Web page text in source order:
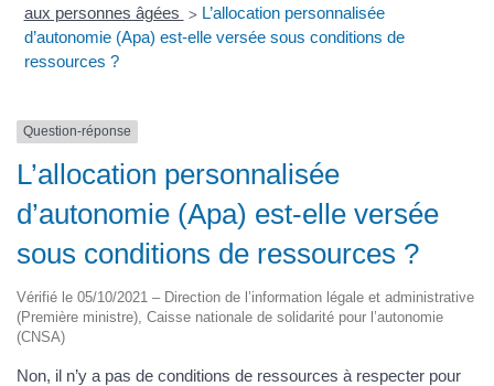
aux personnes âgées > L’allocation personnalisée
d’autonomie (Apa) est-elle versée sous conditions de
ressources ?
Question-réponse
L’allocation personnalisée
d’autonomie (Apa) est-elle versée
sous conditions de ressources ?
Vérifié le 05/10/2021 – Direction de l’information légale et administrative
(Première ministre), Caisse nationale de solidarité pour l’autonomie
(CNSA)
Non, il n’y a pas de conditions de ressources à respecter pour